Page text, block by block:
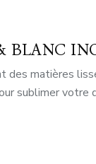
BLANC
des matières
sublimer votre